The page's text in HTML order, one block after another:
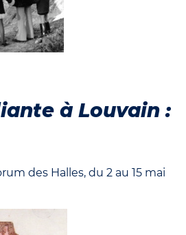
à Louvain :
des Halles, du 2 au 15 mai